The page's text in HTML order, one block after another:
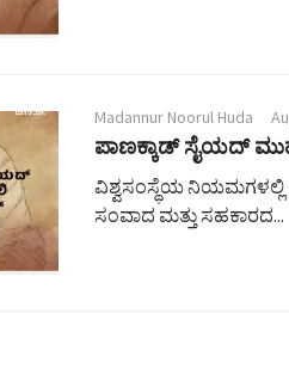
Madannur Noorul Huda
ಪಾಣಕ್ಕಾಡ್ ಸೈಯದ್
ವಿಶ್ವಸಂಸ್ಥೆಯ ನಿಯಮಗಳಲ್ಲಿ
ಸಂವಾದ ಮತ್ತು ಸಹಕಾರದ...